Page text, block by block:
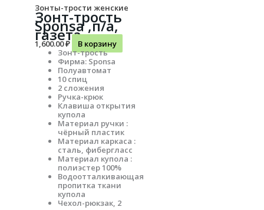
Зонты-трости женские
Зонт-трость
Sponsa ,п/а,
газета
1,600.00₽
В корзину
Зонт-трость
Фирма: Sponsa
Полуавтомат
10 спиц
2 сложения
Ручка-крюк
Клавиша открытия
купола
Материал ручки :
чёрный пластик
Материал каркаса :
сталь, фибергласс
Материал купола :
полиэстер 100%
Водоотталкивающая
пропитка ткани
купола
Чехол-рюкзак, 2